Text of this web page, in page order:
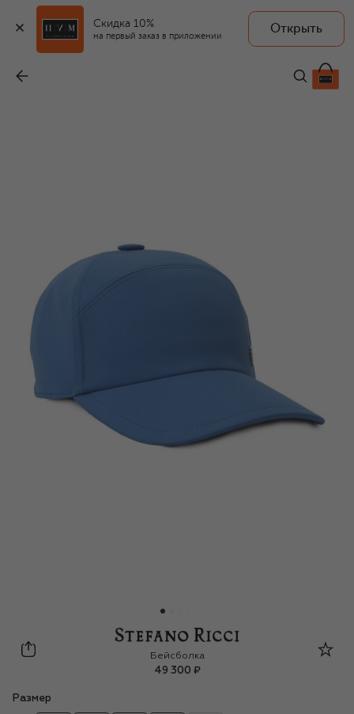
Скидка 10%
на первый заказ в приложении
Открыть
Stefano Ricci
Бейсболка
49 300 ₽
Размер